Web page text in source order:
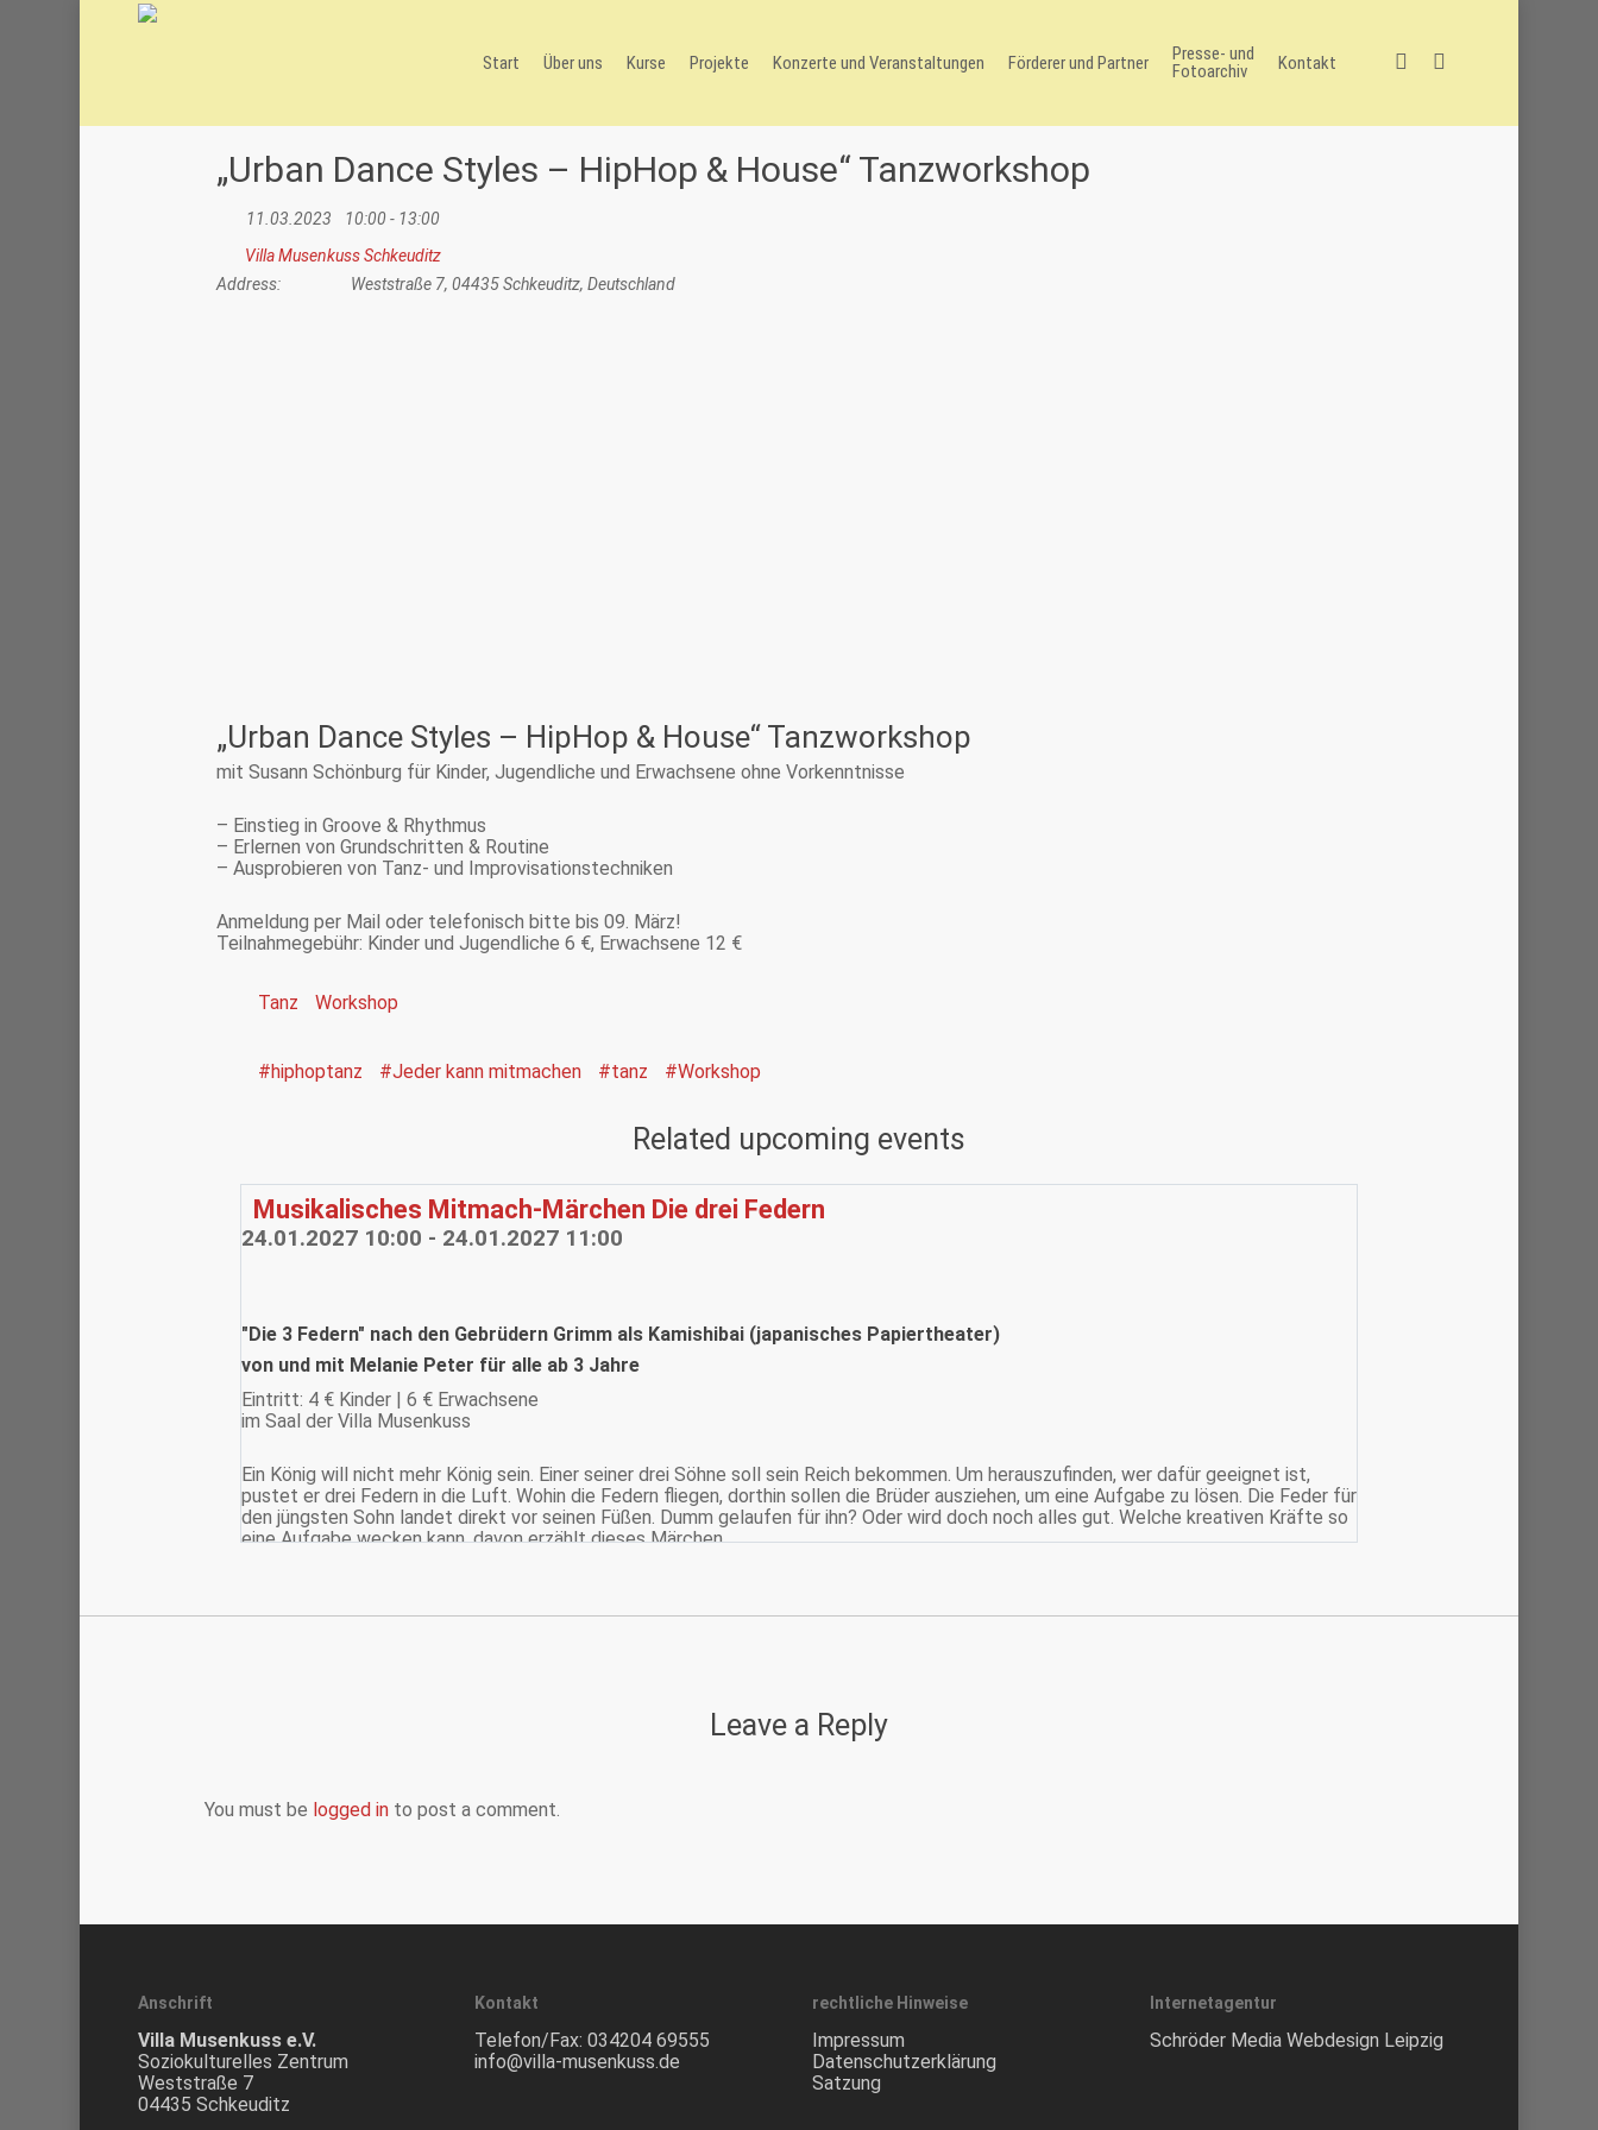
Start Über uns Kurse Projekte Konzerte und Veranstaltungen Förderer und Partner
Presse- und
Fotoarchiv
Kontakt facebookinstagram
„Urban Dance Styles – HipHop & House“ Tanzworkshop
11.03.2023
10:00 - 13:00
Villa Musenkuss Schkeuditz
Address:
Weststraße 7, 04435 Schkeuditz, Deutschland
„Urban Dance Styles – HipHop & House“ Tanzworkshop
mit Susann Schönburg für Kinder, Jugendliche und Erwachsene ohne Vorkenntnisse
– Einstieg in Groove & Rhythmus
– Erlernen von Grundschritten & Routine
– Ausprobieren von Tanz- und Improvisationstechniken
Anmeldung per Mail oder telefonisch bitte bis 09. März!
Teilnahmegebühr: Kinder und Jugendliche 6 €, Erwachsene 12 €
Tanz Workshop
#hiphoptanz #Jeder kann mitmachen #tanz #Workshop
Related upcoming events
Musikalisches Mitmach-Märchen Die drei Federn
24.01.2027 10:00 - 24.01.2027 11:00
"Die 3 Federn" nach den Gebrüdern Grimm als Kamishibai (japanisches Papiertheater)
von und mit Melanie Peter für alle ab 3 Jahre
Eintritt: 4 € Kinder | 6 € Erwachsene
im Saal der Villa Musenkuss
Ein König will nicht mehr König sein. Einer seiner drei Söhne soll sein Reich bekommen. Um herauszufinden, wer dafür geeignet ist,
pustet er drei Federn in die Luft. Wohin die Federn fliegen, dorthin sollen die Brüder ausziehen, um eine Aufgabe zu lösen. Die Feder für
den jüngsten Sohn landet direkt vor seinen Füßen. Dumm gelaufen für ihn? Oder wird doch noch alles gut. Welche kreativen Kräfte so
eine Aufgabe wecken kann, davon erzählt dieses Märchen.
Leave a Reply
You must be logged in to post a comment.
Anschrift
Villa Musenkuss e.V.
Soziokulturelles Zentrum
Weststraße 7
04435 Schkeuditz
Kontakt
Telefon/Fax:034204 69555
info@villa-musenkuss.de
rechtliche Hinweise
Impressum
Datenschutzerklärung
Satzung
Internetagentur
Schröder Media Webdesign Leipzig